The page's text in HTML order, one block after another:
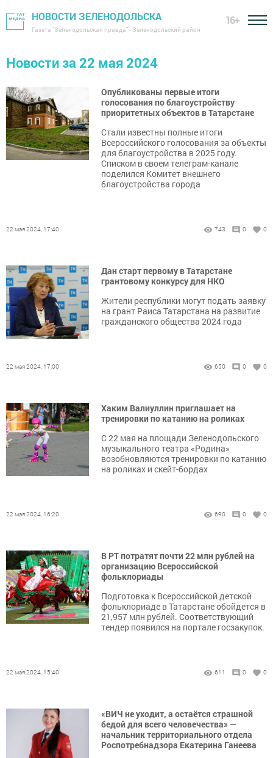
НОВОСТИ ЗЕЛЕНОДОЛЬСКА
Газета "Зеленодольская правда" - Зеленодольский район
16+
Новости за 22 мая 2024
Опубликованы первые итоги
голосования по благоустройству
приоритетных объектов в Татарстане
Стали известны полные итоги
Всероссийского голосования за объекты
для благоустройства в 2025 году.
Списком в своем телеграм-канале
поделился Комитет внешнего
благоустройства города
22 мая 2024, 17:40 743 0 0
Дан старт первому в Татарстане
грантовому конкурсу для НКО
Жители республики могут подать заявку
на грант Раиса Татарстана на развитие
гражданского общества 2024 года
22 мая 2024, 17:00 650 0 0
Хаким Валиуллин приглашает на
тренировки по катанию на роликах
С 22 мая на площади Зеленодольского
музыкального театра «Родина»
возобновляются тренировки по катанию
на роликах и скейт-бордах
22 мая 2024, 16:20 690 0 0
В РТ потратят почти 22 млн рублей на
организацию Всероссийской
фольклориады
Подготовка к Всероссийской детской
фольклориаде в Татарстане обойдется в
21,957 млн рублей. Соответствующий
тендер появился на портале госзакупок.
22 мая 2024, 15:40 611 0 0
«ВИЧ не уходит, а остаётся страшной
бедой для всего человечества» —
начальник территориального отдела
Роспотребнадзора Екатерина Ганеева